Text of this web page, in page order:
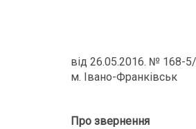
від 26.05.2016. № 168-
м. Івано-Франківськ
Про звернення